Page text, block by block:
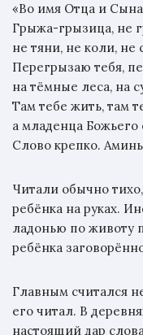
«Во имя Отца и
Грыжа-грызица, не
не тяни, не коли, не
Перегрызаю тебя,
на тёмные леса, на
Там тебе жить, там
а младенца Божьего
Слово крепко.
Читали обычно
ребёнка на руках.
ладонью по животу
ребёнка
Главным считался
его читал. В
настоящий дар